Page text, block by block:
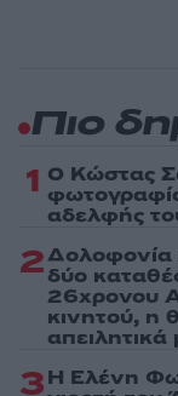
Πιο
1 Ο Κώστας
αδελφής
2Δολοφονία
δύο
26χρονου
κινητού, η
3Η Ελένη